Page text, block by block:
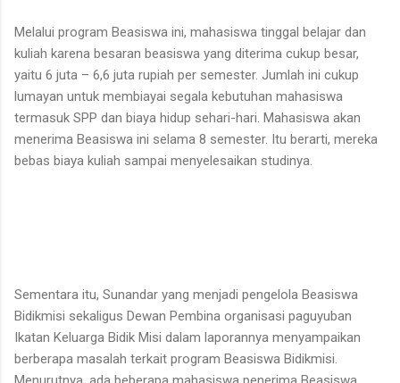
Melalui program Beasiswa ini, mahasiswa tinggal belajar dan
kuliah karena besaran beasiswa yang diterima cukup besar,
yaitu 6 juta – 6,6 juta rupiah per semester. Jumlah ini cukup
lumayan untuk membiayai segala kebutuhan mahasiswa
termasuk SPP dan biaya hidup sehari-hari. Mahasiswa akan
menerima Beasiswa ini selama 8 semester. Itu berarti, mereka
bebas biaya kuliah sampai menyelesaikan studinya.
Sementara itu, Sunandar yang menjadi pengelola Beasiswa
Bidikmisi sekaligus Dewan Pembina organisasi paguyuban
Ikatan Keluarga Bidik Misi dalam laporannya menyampaikan
berberapa masalah terkait program Beasiswa Bidikmisi.